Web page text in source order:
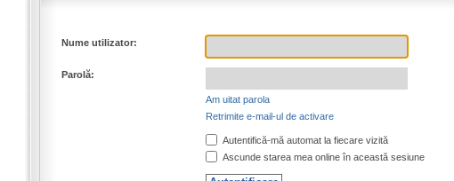
Nume utilizator:
Parolă:
Am uitat parola
Retrimite e-mail-ul de activare
Autentifică-mă automat la fiecare vizită
Ascunde starea mea online în această sesiune